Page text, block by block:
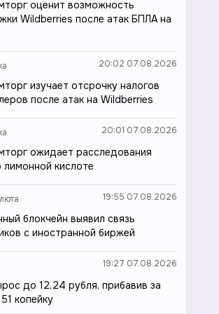
оценит возможность
Wildberries после атак БПЛА на
20:02 07.08.2026
изучает отсрочку налогов
после атак на Wildberries
20:01 07.08.2026
ожидает расследования
кислоте
19:55 07.08.2026
блокчейн выявил связь
с иностранной биржей
19:27 07.08.2026
до 12,24 рубля, прибавив за
копейку